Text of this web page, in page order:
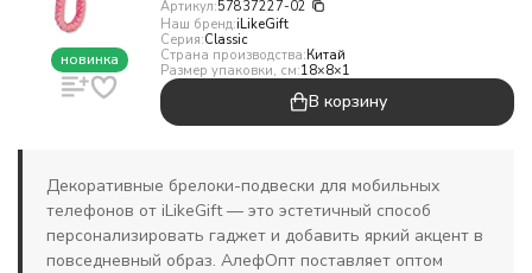
новинка
Артикул:57837227-02
Наш бренд:iLikeGift
Серия:Classic
Страна производства:Китай
Размер упаковки, см:18×8×1
В корзину
Декоративные брелоки-подвески для мобильных
телефонов от iLikeGift — это эстетичный способ
персонализировать гаджет и добавить яркий акцент в
повседневный образ. АлефОпт поставляет оптом